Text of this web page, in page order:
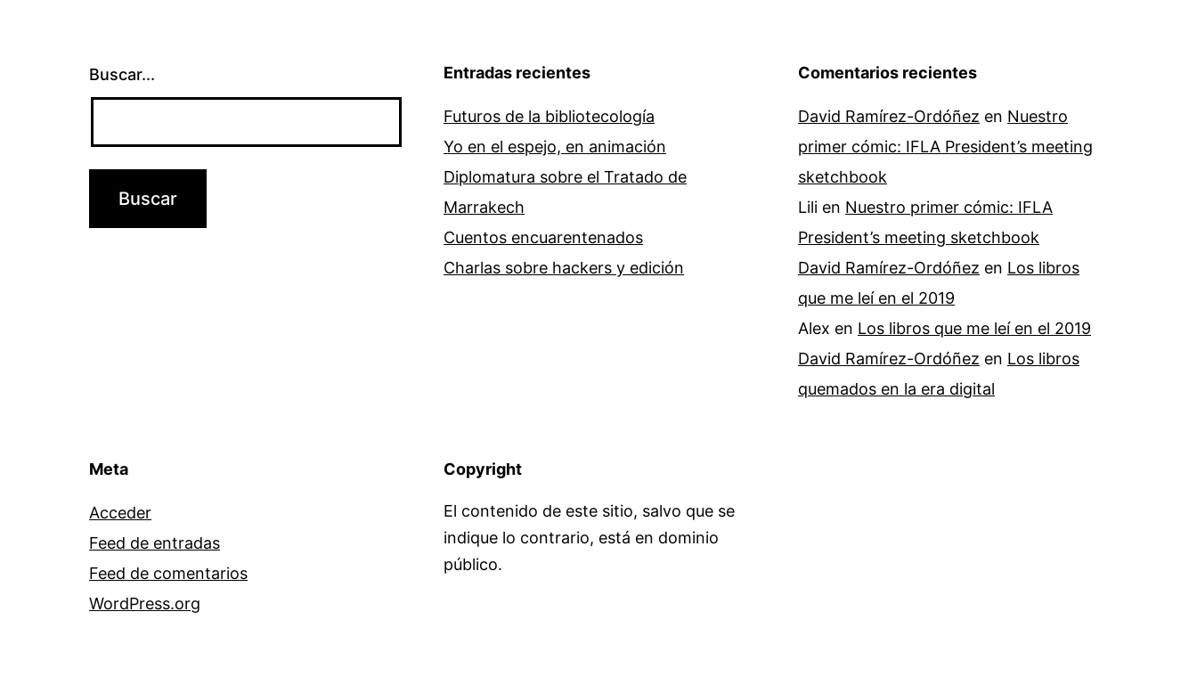
Buscar... Entradas recientes
Futuros de la bibliotecología
Yo en el espejo, en animación
Diplomatura sobre el Tratado de
Marrakech
Cuentos encuarentenados
Charlas sobre hackers y edición
Comentarios recientes
David Ramírez-Ordóñez en Nuestro
primer cómic: IFLA President’s meeting
sketchbook
Lili en Nuestro primer cómic: IFLA
President’s meeting sketchbook
David Ramírez-Ordóñez en Los libros
que me leí en el 2019
Alex en Los libros que me leí en el 2019
David Ramírez-Ordóñez en Los libros
quemados en la era digital
Meta
Acceder
Feed de entradas
Feed de comentarios
WordPress.org
Copyright
El contenido de este sitio, salvo que se
indique lo contrario, está en dominio
público.